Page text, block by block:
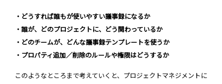
・どうすれば誰もが使いやすい議事録になるか
・誰が、どのプロジェクトに、どう関わっているか
・どのチームが、どんな議事録テンプレートを使うか
・プロパティ追加／削除のルールや権限はどうするか
このようなところまで考えていくと、プロジェクトマネジメントに